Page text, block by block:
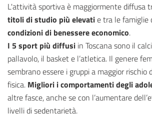
L'attività sportiva è maggiormente diffusa
titoli di studio più elevatie tra le famiglie
condizioni di benessere economico.
I 5 sport più diffusi in Toscana sono il
pallavolo, il basket e l’atletica. Il genere
sembrano essere i gruppi a maggior rischio
fisica. Migliori i comportamenti degli
altre fasce, anche se con l’aumentare
livelli di sedentarietà.